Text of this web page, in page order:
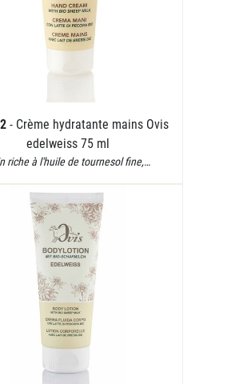
- Crème hydratante mains Ovis
edelweiss 75 ml
riche à l'huile de tournesol fine,…